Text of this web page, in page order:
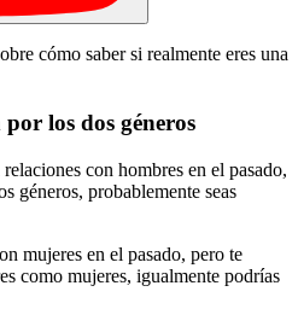
cómo saber si realmente eres una
los dos géneros
con hombres en el pasado,
géneros, probablemente seas
mujeres en el pasado, pero te
como mujeres, igualmente podrías